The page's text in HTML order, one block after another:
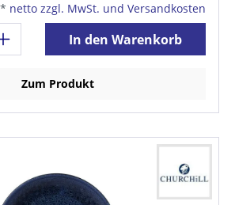
* netto zzgl. MwSt. und Versandkosten
In den Warenkorb
Zum Produkt